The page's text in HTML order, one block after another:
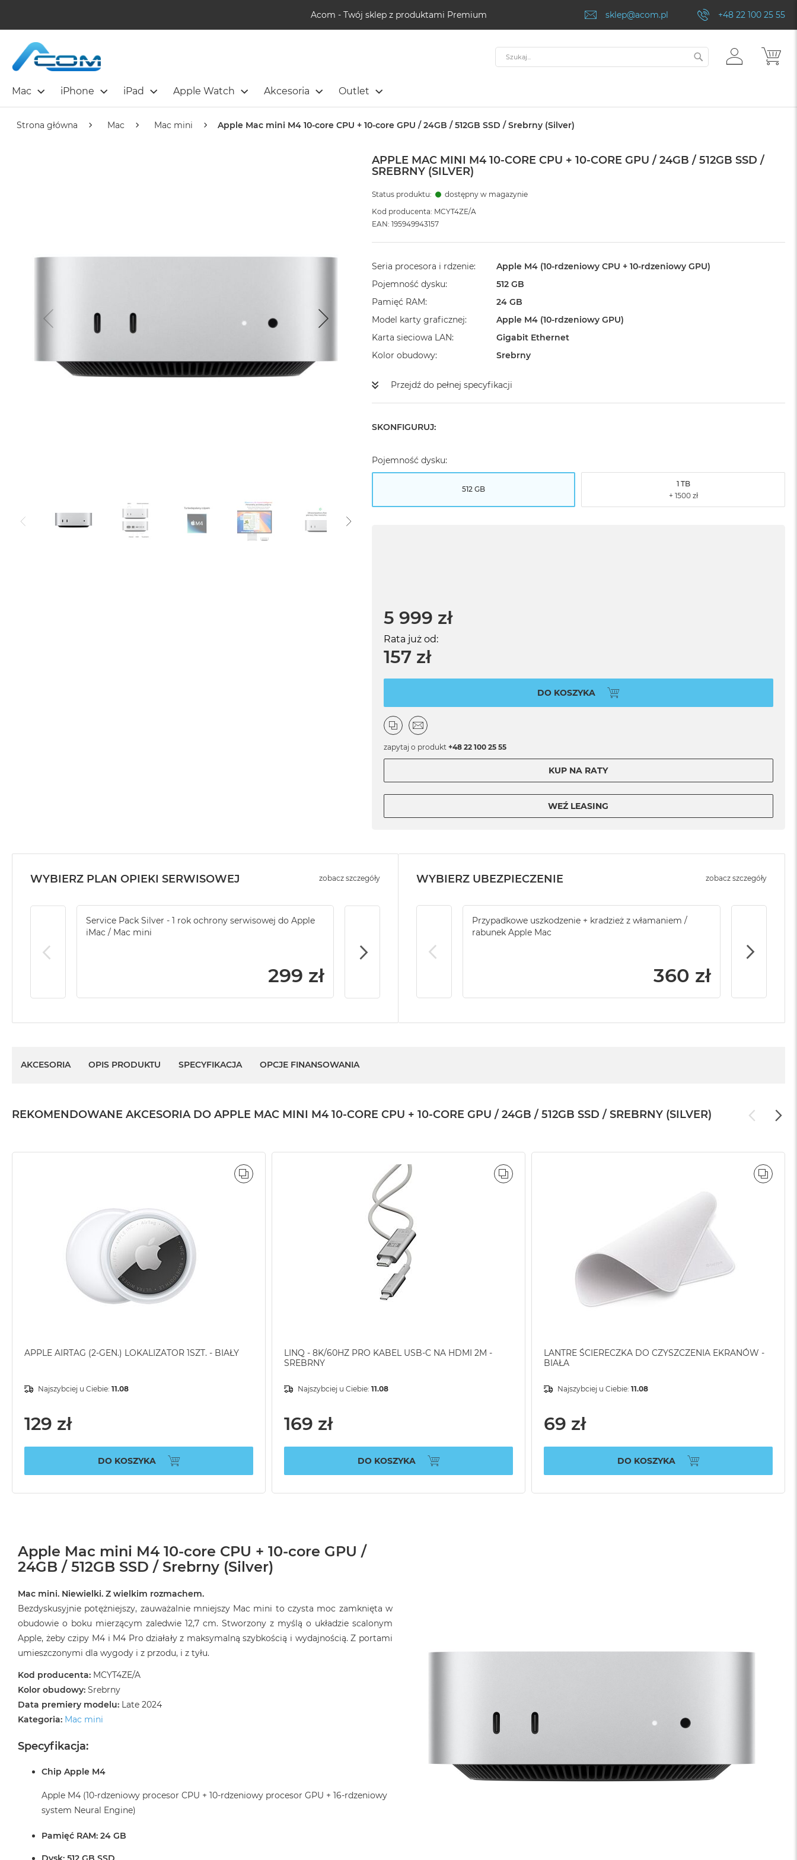
Acom - Twój sklep z produktami Premium sklep@acom.pl +48 22 100 25 55
Mac iPhone iPad Apple Watch Akcesoria Outlet
ZALOGUJ
SIĘ
Szukaj SZUKAJ
Strona główna Mac Mac mini Apple Mac mini M4 10-core CPU + 10-core GPU / 24GB / 512GB SSD / Srebrny (Silver)
APPLE MAC MINI M4 10-CORE CPU + 10-CORE GPU / 24GB / 512GB SSD /
SREBRNY (SILVER)
Status produktu:
dostępny w magazynie
Kod producenta: MCYT4ZE/A
EAN: 195949943157
Seria procesora i rdzenie
Apple M4 (10-rdzeniowy CPU + 10-rdzeniowy GPU)
Pojemność dysku
512 GB
Pamięć RAM
24 GB
Model karty graficznej
Apple M4 (10-rdzeniowy GPU)
Karta sieciowa LAN
Gigabit Ethernet
Kolor obudowy
Srebrny
Przejdź do pełnej specyfikacji
SKONFIGURUJ:
Pojemność dysku:
512 GB
1 TB
5 999 zł
Rata już od:
157 zł
DO KOSZYKA
zapytaj o produkt +48 22 100 25 55
KUP NA RATY
WEŹ LEASING
WYBIERZ PLAN OPIEKI SERWISOWEJ
Service Pack Silver - 1 rok ochrony serwisowej do Apple
iMac / Mac mini
299 zł
Service Pack Gold - 2 lata ochrony serwisowej do Apple
Service Pack Platinum - 3 lata ochrony
zobacz szczegóły WYBIERZ UBEZPIECZENIE
Przypadkowe uszkodzenie + kradzież z włamaniem /
rabunek Apple Mac
360 zł
zobacz szczegóły
AKCESORIA OPIS PRODUKTU SPECYFIKACJA OPCJE FINANSOWANIA
REKOMENDOWANE AKCESORIA DO APPLE MAC MINI M4 10-CORE CPU + 10-CORE GPU / 24GB / 512GB SSD / SREBRNY (SILVER)
APPLE AIRTAG (2-GEN.) LOKALIZATOR 1SZT. - BIAŁY
Najszybciej u Ciebie: 11.08
129 zł
DO KOSZYKA
PORÓWNAJ
LINQ - 8K/60HZ PRO KABEL USB-C NA HDMI 2M -
SREBRNY
Najszybciej u Ciebie: 11.08
169 zł
DO KOSZYKA
PORÓWNAJ
LANTRE ŚCIERECZKA DO CZYSZCZENIA EKRANÓW -
BIAŁA
Najszybciej u Ciebie: 11.08
69 zł
DO KOSZYKA
Apple Mac mini M4 10-core CPU + 10-core GPU /
24GB / 512GB SSD / Srebrny (Silver)
Mac mini. Niewielki. Z wielkim rozmachem.
Bezdyskusyjnie potężniejszy, zauważalnie mniejszy Mac mini to czysta moc zamknięta w
obudowie o boku mierzącym zaledwie 12,7 cm. Stworzony z myślą o układzie scalonym
Apple, żeby czipy M4 i M4 Pro działały z maksymalną szybkością i wydajnością. Z portami
umieszczonymi dla wygody i z przodu, i z tyłu.
Kod producenta: MCYT4ZE/A
Kolor obudowy: Srebrny
Data premiery modelu: Late 2024
Kategoria: Mac mini
Specyfikacja:
Chip Apple M4
Apple M4 (10-rdzeniowy procesor CPU + 10-rdzeniowy procesor GPU + 16-rdzeniowy
system Neural Engine)
Pamięć RAM: 24 GB